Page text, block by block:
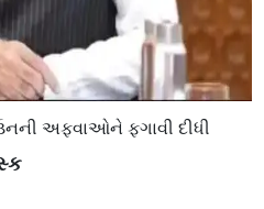
અફવાઓને ફગાવી દીધી